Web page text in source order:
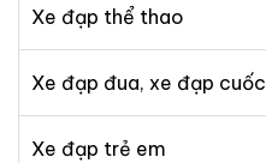
Xe đạp thể thao
Xe đạp đua, xe đạp cuốc
Xe đạp trẻ em